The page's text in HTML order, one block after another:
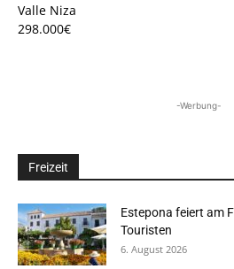
Valle Niza
298.000€
-Werbung-
Freizeit
Estepona feiert am
Touristen
6. August 2026